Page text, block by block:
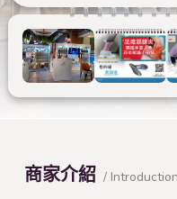
商家介紹 / Introduction